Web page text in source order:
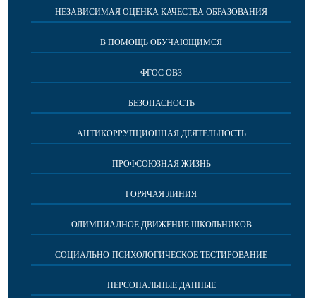
НЕЗАВИСИМАЯ ОЦЕНКА КАЧЕСТВА ОБРАЗОВАНИЯ
В ПОМОЩЬ ОБУЧАЮЩИМСЯ
ФГОС ОВЗ
БЕЗОПАСНОСТЬ
АНТИКОРРУПЦИОННАЯ ДЕЯТЕЛЬНОСТЬ
ПРОФСОЮЗНАЯ ЖИЗНЬ
ГОРЯЧАЯ ЛИНИЯ
ОЛИМПИАДНОЕ ДВИЖЕНИЕ ШКОЛЬНИКОВ
СОЦИАЛЬНО-ПСИХОЛОГИЧЕСКОЕ ТЕСТИРОВАНИЕ
ПЕРСОНАЛЬНЫЕ ДАННЫЕ